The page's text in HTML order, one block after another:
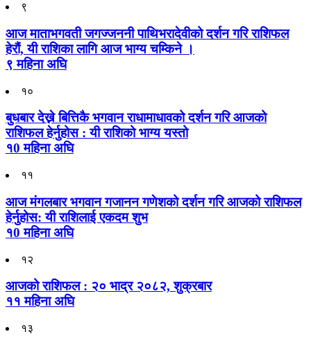
९
आज माताभगवती जगज्जननी पाथिभरादेवीको दर्शन गरि राशिफल
हेरौं, यी राशिका लागि आज भाग्य चम्किने ।
९ महिना अघि
१०
बुधबार देख्ने बित्तिकै भगवान राधामाधावको दर्शन गरि आजको
राशिफल हेर्नुहोस : यी राशिको भाग्य यस्तो
१0 महिना अघि
११
आज मंगलबार भगवान गजानन गणेशको दर्शन गरि आजको राशिफल
हेर्नुहोस: यी राशिलाई एकदम शुभ
१0 महिना अघि
१२
आजको राशिफल : २० भाद्र २०८२, शुक्रबार
११ महिना अघि
१३